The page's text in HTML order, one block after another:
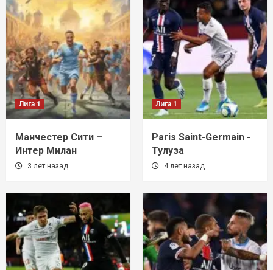
Лига 1
Манчестер Сити –
Интер Милан
3 лет назад
Лига 1
Paris Saint-Germain -
Тулуза
4 лет назад